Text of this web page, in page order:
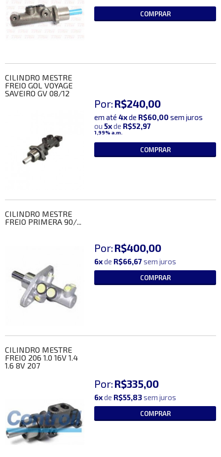
COMPRAR
CILINDRO MESTRE
FREIO GOL VOYAGE
SAVEIRO GV 08/12
Por: R$240,00
em até 4xde R$60,00 sem juros
ou 5xde R$52,97
1,99% a.m.
COMPRAR
CILINDRO MESTRE
FREIO PRIMERA 90/...
Por: R$400,00
6xde R$66,67 sem juros
COMPRAR
CILINDRO MESTRE
FREIO 206 1.0 16V 1.4
1.6 8V 207
Por: R$335,00
6xde R$55,83sem juros
COMPRAR